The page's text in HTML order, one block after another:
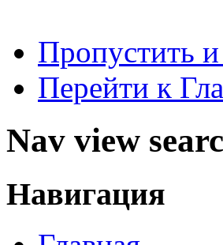
Пропустить
Перейти к
Nav view
Навигация